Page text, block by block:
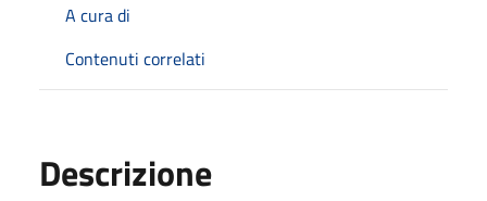
A cura di
Contenuti correlati
Descrizione